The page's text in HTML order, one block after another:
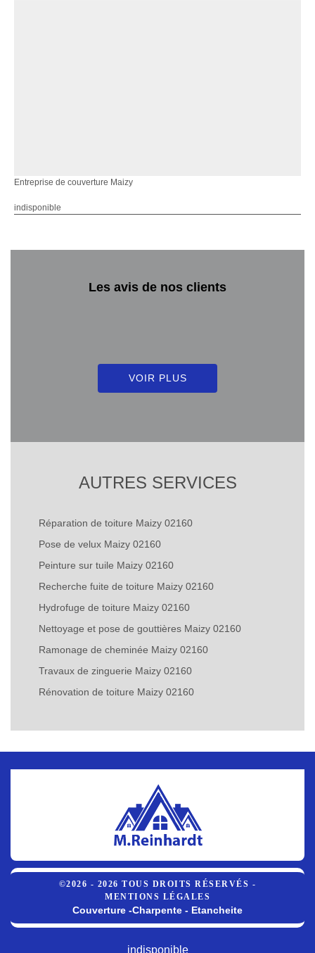
Entreprise de couverture Maizy
indisponible
Les avis de nos clients
VOIR PLUS
AUTRES SERVICES
Réparation de toiture Maizy 02160
Pose de velux Maizy 02160
Peinture sur tuile Maizy 02160
Recherche fuite de toiture Maizy 02160
Hydrofuge de toiture Maizy 02160
Nettoyage et pose de gouttières Maizy 02160
Ramonage de cheminée Maizy 02160
Travaux de zinguerie Maizy 02160
Rénovation de toiture Maizy 02160
©2026 - 2026 TOUS DROITS RÉSERVÉS -
MENTIONS LÉGALES
Couverture -Charpente - Etancheite
indisponible